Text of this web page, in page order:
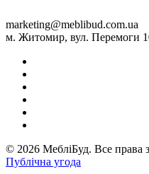
marketing@meblibud.com.ua
м. Житомир, вул. Перемоги
© 2026 МебліБуд. Все права
Публічна угода